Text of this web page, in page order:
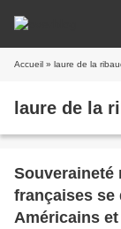
Accueil » laure de la
laure de la
Souveraineté
françaises se
Américains